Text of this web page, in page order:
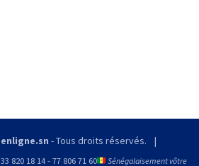
enligne.sn - Tous droits réservés.
33 820 18 14- 77 806 71 60 Sénégalaisement vôtre